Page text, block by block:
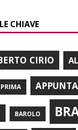
CHIAVE
CIRIO
BAROLO